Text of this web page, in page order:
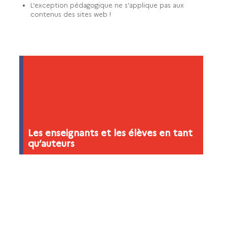
L’exception pédagogique ne s’applique pas aux
contenus des sites web !
Les enseignants et les élèves en tant
qu’auteurs